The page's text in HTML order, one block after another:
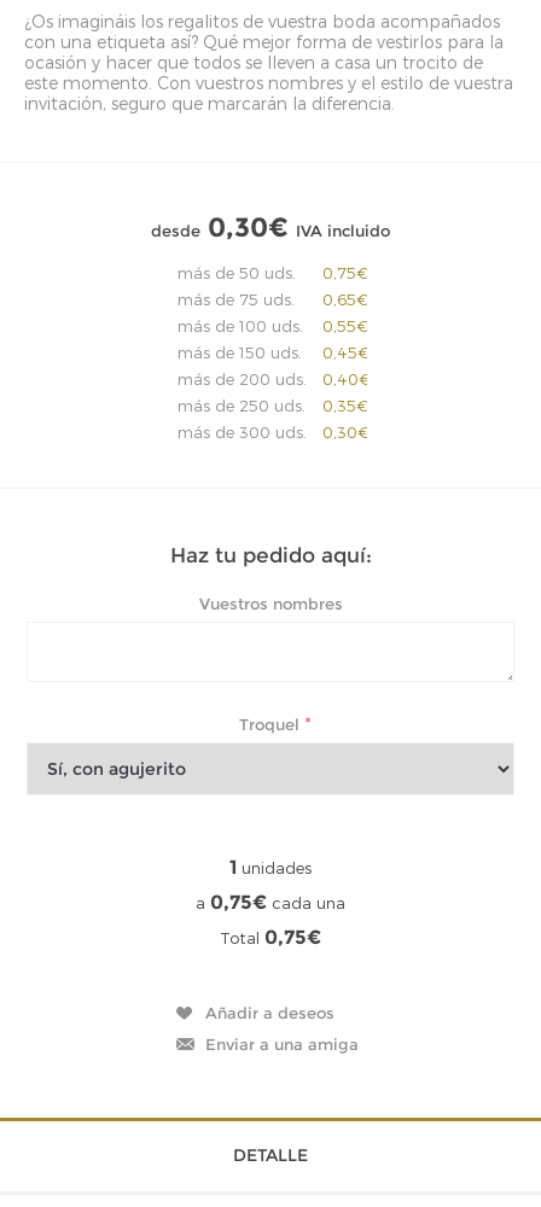
¿Os imagináis los regalitos de vuestra boda acompañados
con una etiqueta así? Qué mejor forma de vestirlos para la
ocasión y hacer que todos se lleven a casa un trocito de
este momento. Con vuestros nombres y el estilo de vuestra
invitación, seguro que marcarán la diferencia.
desde 0,30€ IVA incluido
más de 50 uds.
más de 75 uds.
más de 100 uds.
más de 150 uds.
más de 200 uds.
más de 250 uds.
más de 300 uds.
0,75€
0,65€
0,55€
0,45€
0,40€
0,35€
0,30€
Haz tu pedido aquí:
Vuestros nombres
Troquel *
1 unidades
a 0,75€ cada una
Total 0,75€
DETALLE